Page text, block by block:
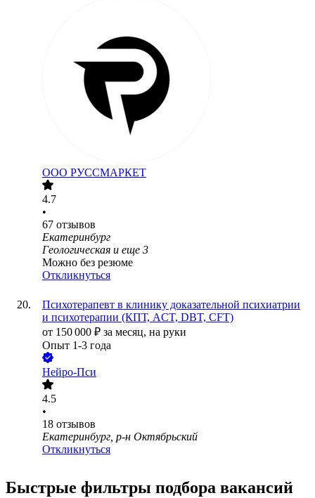
ООО РУССМАРКЕТ
4.7
•
67 отзывов
Екатеринбург
Геологическая и еще 3
Можно без резюме
Откликнуться
Психотерапевт в клинику доказательной психиатрии
и психотерапии (КПТ, ACT, DBT, CFT)
от 150 000 ₽ за месяц, на руки
Опыт 1-3 года
Нейро-Пси
4.5
•
18 отзывов
Екатеринбург, р-н Октябрьский
Откликнуться
Быстрые фильтры подбора вакансий